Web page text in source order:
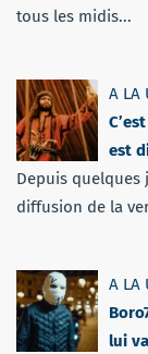
tous les midis...
A LA
est
Depuis quelques
diffusion de la
A LA
lui